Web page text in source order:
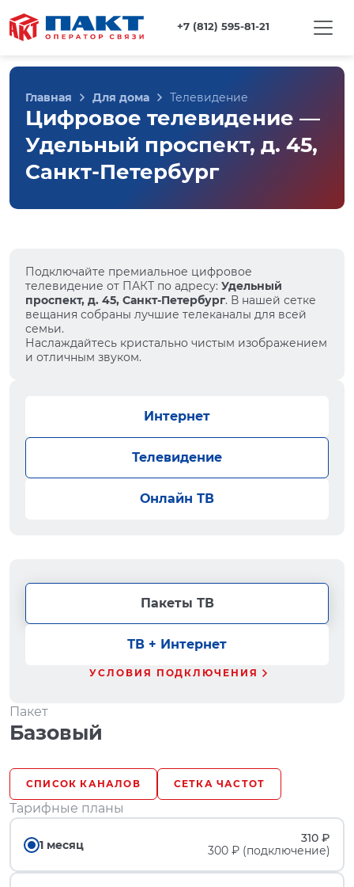
+7 (812) 595-81-21
Главная Для дома Телевидение
Цифровое телевидение —
Удельный проспект, д. 45,
Санкт-Петербург
Подключайте премиальное цифровое
телевидение от ПАКТ по адресу: Удельный
проспект, д. 45, Санкт-Петербург. В нашей сетке
вещания собраны лучшие телеканалы для всей
семьи.
Наслаждайтесь кристально чистым изображением
и отличным звуком.
Интернет
Телевидение
Онлайн ТВ
Пакеты ТВ
ТВ + Интернет
УСЛОВИЯ ПОДКЛЮЧЕНИЯ
Пакет
Базовый
СПИСОК КАНАЛОВ СЕТКА ЧАСТОТ
Тарифные планы
1 месяц
310 ₽
300 ₽ (подключение)